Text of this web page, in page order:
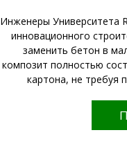
Инженеры Университета
инновационного
заменить бетон в
композит полностью
картона, не требуя